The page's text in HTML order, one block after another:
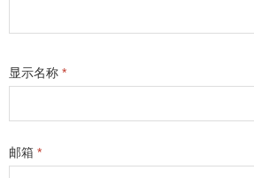
显示名称 *
邮箱 *